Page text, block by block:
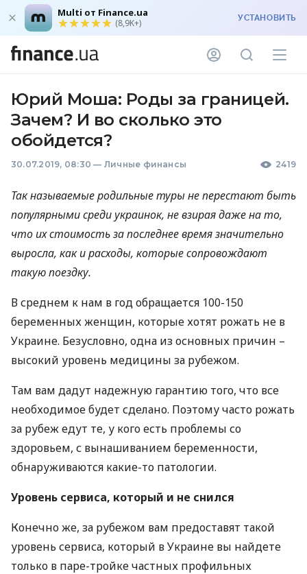
Multi от Finance.ua
(8,9K+) УСТАНОВИТЬ
Юрий Моша: Роды за границей.
Зачем? И во сколько это
обойдется?
30.07.2019, 08:30 — Личные финансы 2419
Так называемые родильные туры не перестают быть
популярными среди украинок, не взирая даже на то,
что их стоимость за последнее время значительно
выросла, как и расходы, которые сопровождают
такую поездку.
В среднем к нам в год обращается 100-150
беременных женщин, которые хотят рожать не в
Украине. Безусловно, одна из основных причин –
высокий уровень медицины за рубежом.
Там вам дадут надежную гарантию того, что все
необходимое будет сделано. Поэтому часто рожать
за рубеж едут те, у кого есть проблемы со
здоровьем, с вынашиванием беременности,
обнаруживаются какие-то патологии.
Уровень сервиса, который и не снился
Конечно же, за рубежом вам предоставят такой
уровень сервиса, который в Украине вы найдете
только в паре-тройке частных профильных